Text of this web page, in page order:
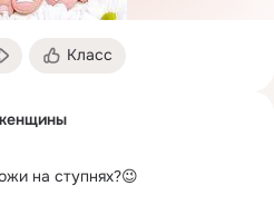
Класс
на ступнях?😉